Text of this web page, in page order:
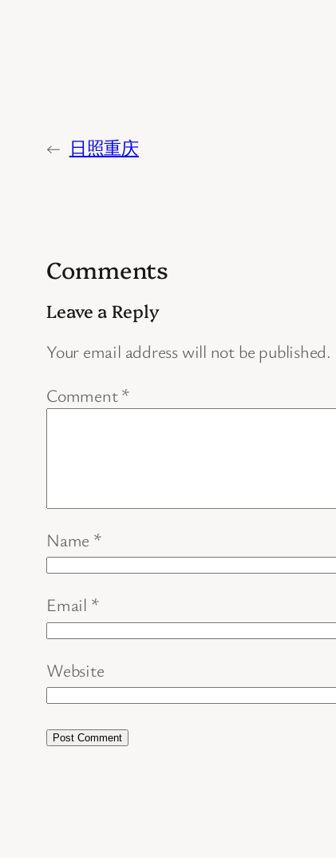
← 日照重庆
Comments
Leave a Reply
Your email address will not be published.
Comment*
Name *
Email *
Website